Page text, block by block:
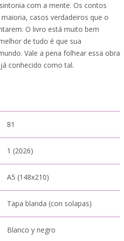
com a mente. Os contos
casos verdadeiros que o
O livro está muito bem
de tudo é que sua
Vale a pena folhear essa obra
conhecido como tal.
81
1 (2026)
A5 (148x210)
Tapa blanda (con solapas)
Blanco y negro